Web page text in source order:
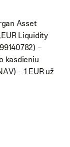
Asset
Liquidity
–
kasdieniu
– 1 EUR už